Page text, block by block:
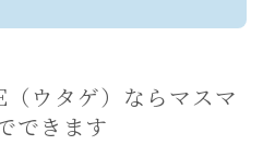
（ウタゲ）ならマスマ
できます